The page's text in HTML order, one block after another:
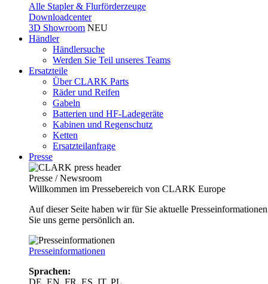
Alle Stapler & Flurförderzeuge
Downloadcenter
3D Showroom NEU
Händler
Händlersuche
Werden Sie Teil unseres Teams
Ersatzteile
Über CLARK Parts
Räder und Reifen
Gabeln
Batterien und HF-Ladegeräte
Kabinen und Regenschutz
Ketten
Ersatzteilanfrage
Presse
Presse / Newsroom
Willkommen im Pressebereich von CLARK Europe
Auf dieser Seite haben wir für Sie aktuelle
Sie uns gerne persönlich an.
Presseinformationen
Sprachen:
DE, EN, FR, ES, IT, PL